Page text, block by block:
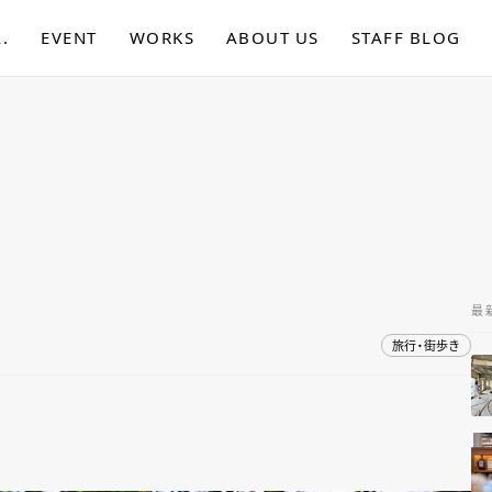
EVENT WORKS ABOUT US STAFF BLOG
旅行・街歩き
最